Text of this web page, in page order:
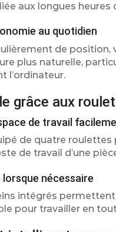
aux longues heures
au quotidien
de
plus naturelle,
l’ordinateur.
grâce aux
de travail
de quatre
de travail d’une
nécessaire
intégrés
pour travailler en